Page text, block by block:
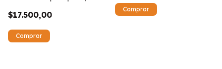
$17.500,00